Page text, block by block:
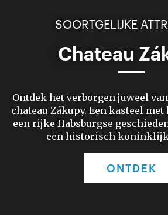
SOORTGELIJKE
Chateau
Ontdek het verborgen juweel
chateau Zákupy. Een kasteel
een rijke Habsburgse
een historisch
ONTDEK